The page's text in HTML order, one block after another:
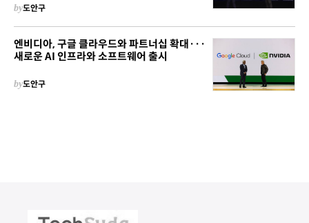
by도안구
엔비디아, 구글 클라우드와 파트너십 확대···
새로운 AI 인프라와 소프트웨어 출시
by도안구